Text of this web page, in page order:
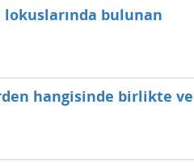
bulunan
hangisinde birlikte ve